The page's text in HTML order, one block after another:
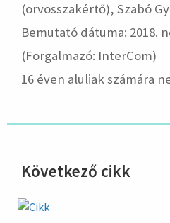
(orvosszakértő), Szabó
Bemutató dátuma: 2018.
(Forgalmazó: InterCom)
16 éven aluliak számára
Következő cikk